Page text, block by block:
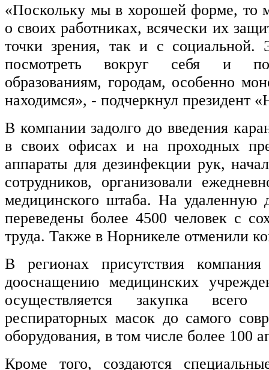
«Поскольку мы в хорошей форме, то
о своих работниках, всячески их
точки зрения, так и с
посмотреть вокруг себя и
образованиям, городам, особенно
находимся», - подчеркнул президент
В компании задолго до введения
в своих офисах и на проходных
аппараты для дезинфекции рук,
сотрудников, организовали
медицинского штаба. На
переведены более 4500 человек с
труда. Также в Норникеле отменили
В регионах присутствия
дооснащению медицинских
осуществляется закупка
респираторных масок до самого
оборудования, в том числе более 100
Кроме того, создаются